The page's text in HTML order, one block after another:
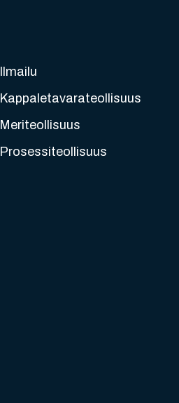
Ilmailu
Kappaletavarateollisuus
Meriteollisuus
Prosessiteollisuus